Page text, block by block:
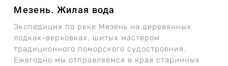
Мезень. Жилая вода
Экспедиция по реке Мезень на деревянных
лодках-верховках, шитых мастером
традиционного поморского судостроения.
Ежегодно мы отправляемся в края старинных